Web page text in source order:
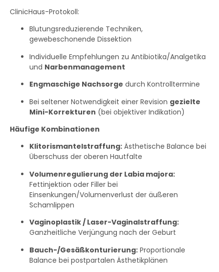
ClinicHaus-Protokoll:
Blutungsreduzierende Techniken,
gewebeschonende Dissektion
Individuelle Empfehlungen zu Antibiotika/Analgetika
und Narbenmanagement
Engmaschige Nachsorge durch Kontrolltermine
Bei seltener Notwendigkeit einer Revision gezielte
Mini-Korrekturen (bei objektiver Indikation)
Häufige Kombinationen
Klitorismantelstraffung: Ästhetische Balance bei
Überschuss der oberen Hautfalte
Volumenregulierung der Labia majora:
Fettinjektion oder Filler bei
Einsenkungen/Volumenverlust der äußeren
Schamlippen
Vaginoplastik / Laser-Vaginalstraffung:
Ganzheitliche Verjüngung nach der Geburt
Bauch-/Gesäßkonturierung: Proportionale
Balance bei postpartalen Ästhetikplänen